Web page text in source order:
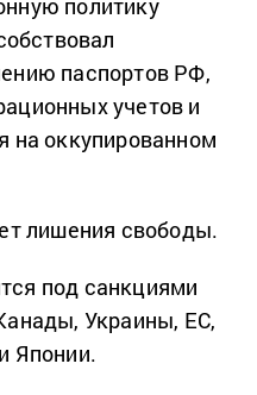
политику
паспортов РФ,
учетов и
на оккупированном
лишения свободы.
под санкциями
Украины, ЕС,
Японии.